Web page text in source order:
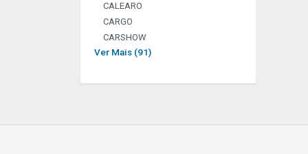
CALEARO
CARGO
CARSHOW
Ver Mais (91)